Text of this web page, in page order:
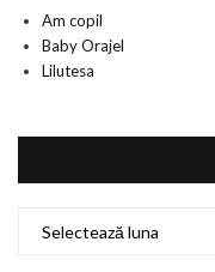
Am copil
Baby Orajel
Lilutesa